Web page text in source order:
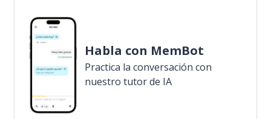
Habla con MemBot
Practica la conversación con
nuestro tutor de IA